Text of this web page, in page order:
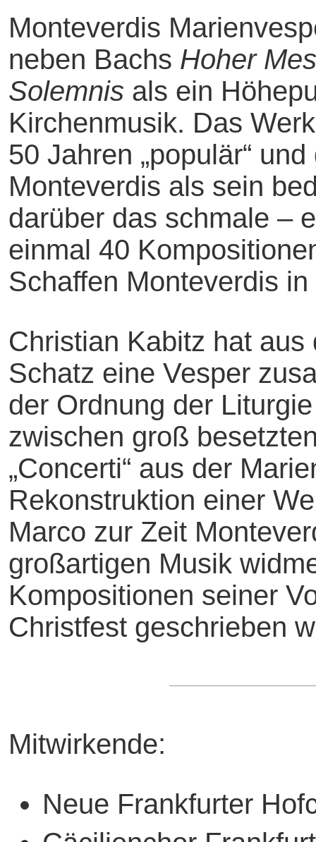
Monteverdis
neben Bachs Hoher
Solemnis als ein
Kirchenmusik. Das
50 Jahren „populär“
Monteverdis als sein
darüber das schmale –
einmal 40
Schaffen Monteverdis
Christian Kabitz hat
Schatz eine Vesper
der Ordnung der
zwischen groß
„Concerti“ aus der
Rekonstruktion einer
Marco zur Zeit
großartigen Musik
Kompositionen seiner
Christfest geschrieben
Mitwirkende:
Neue Frankfurter